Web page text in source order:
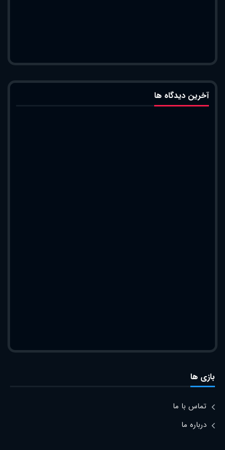
آخرین دیدگاه ها
بازی ها
تماس با ما
درباره ما